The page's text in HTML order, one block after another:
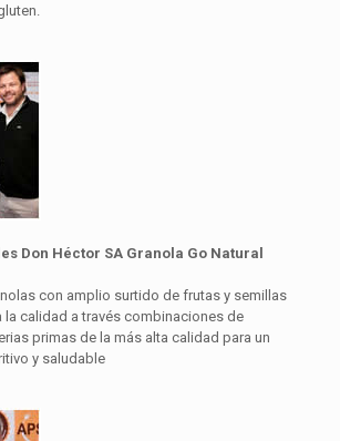
Don Héctor SA Granola Go Natural
con amplio surtido de frutas y semillas
la calidad a través combinaciones de
primas de la más alta calidad para un
y saludable